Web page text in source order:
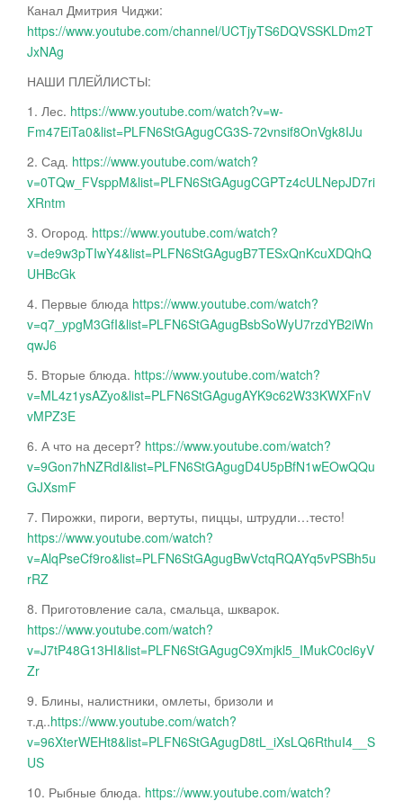
Канал Дмитрия Чиджи:
https://www.youtube.com/channel/UCTjyTS6DQVSSKLDm2T
JxNAg
НАШИ ПЛЕЙЛИСТЫ:
1. Лес. https://www.youtube.com/watch?v=w-
Fm47EiTa0&list=PLFN6StGAgugCG3S-72vnsif8OnVgk8IJu
2. Сад. https://www.youtube.com/watch?
v=0TQw_FVsppM&list=PLFN6StGAgugCGPTz4cULNepJD7ri
XRntm
3. Огород. https://www.youtube.com/watch?
v=de9w3pTIwY4&list=PLFN6StGAgugB7TESxQnKcuXDQhQ
UHBcGk
4. Первые блюда https://www.youtube.com/watch?
v=q7_ypgM3GfI&list=PLFN6StGAgugBsbSoWyU7rzdYB2iWn
qwJ6
5. Вторые блюда. https://www.youtube.com/watch?
v=ML4z1ysAZyo&list=PLFN6StGAgugAYK9c62W33KWXFnV
vMPZ3E
6. А что на десерт? https://www.youtube.com/watch?
v=9Gon7hNZRdI&list=PLFN6StGAgugD4U5pBfN1wEOwQQu
GJXsmF
7. Пирожки, пироги, вертуты, пиццы, штрудли…тесто!
https://www.youtube.com/watch?
v=AlqPseCf9ro&list=PLFN6StGAgugBwVctqRQAYq5vPSBh5u
rRZ
8. Приготовление сала, смальца, шкварок.
https://www.youtube.com/watch?
v=J7tP48G13HI&list=PLFN6StGAgugC9Xmjkl5_IMukC0cl6yV
Zr
9. Блины, налистники, омлеты, бризоли и
т.д..https://www.youtube.com/watch?
v=96XterWEHt8&list=PLFN6StGAgugD8tL_iXsLQ6RthuI4__S
US
10. Рыбные блюда. https://www.youtube.com/watch?